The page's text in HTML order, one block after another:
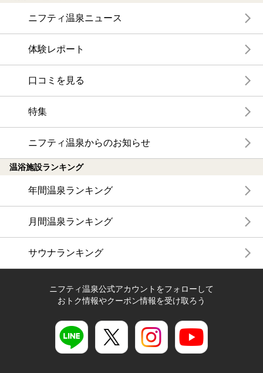
ニフティ温泉ニュース
体験レポート
口コミを見る
特集
ニフティ温泉からのお知らせ
温浴施設ランキング
年間温泉ランキング
月間温泉ランキング
サウナランキング
ニフティ温泉公式アカウントをフォローして
おトク情報やクーポン情報を受け取ろう